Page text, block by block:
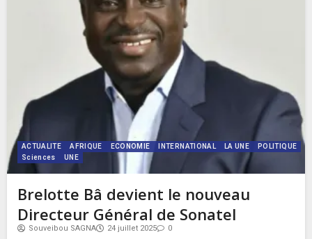
ACTUALITE AFRIQUE ECONOMIE INTERNATIONAL LA UNE
POLITIQUE
Sciences
UNE
Brelotte Bâ devient le nouveau
Directeur Général de Sonatel
Souveibou SAGNA 24 juillet 2025 0